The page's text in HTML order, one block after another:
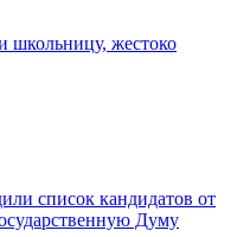
школьницу, жестоко
список кандидатов от
Думу